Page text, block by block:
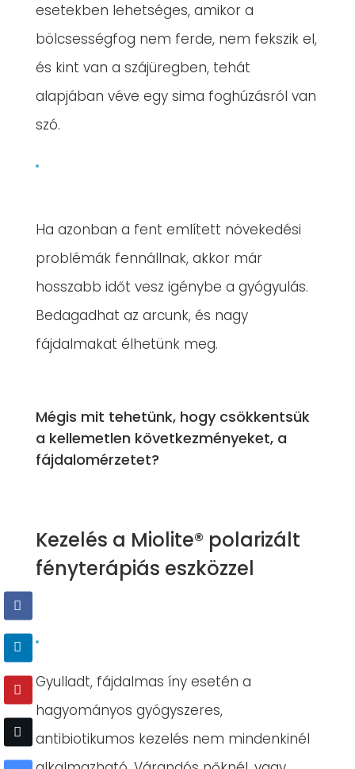
esetekben lehetséges, amikor a
bölcsességfog nem ferde, nem fekszik el,
és kint van a szájüregben, tehát
alapjában véve egy sima foghúzásról van
szó.
Ha azonban a fent említett növekedési
problémák fennállnak, akkor már
hosszabb időt vesz igénybe a gyógyulás.
Bedagadhat az arcunk, és nagy
fájdalmakat élhetünk meg.
Mégis mit tehetünk, hogy csökkentsük
a kellemetlen következményeket, a
fájdalomérzetet?
Kezelés a Miolite® polarizált
fényterápiás eszközzel
Gyulladt, fájdalmas íny esetén a
hagyományos gyógyszeres,
antibiotikumos kezelés nem mindenkinél